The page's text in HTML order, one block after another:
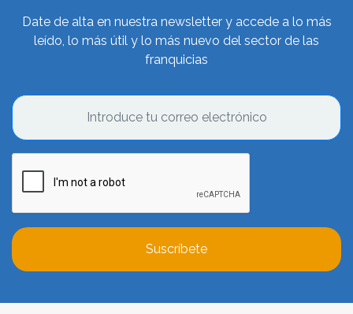
Date de alta en nuestra newsletter y accede a lo más
leído, lo más útil y lo más nuevo del sector de las
franquicias
Suscríbete